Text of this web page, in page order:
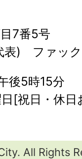
7番5号
表) ファッ
後5時15分
[祝日・休
All Rights